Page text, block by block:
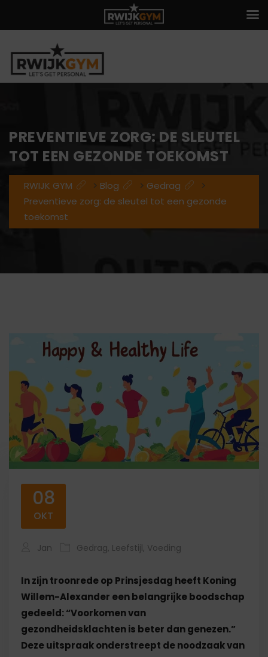
PREVENTIEVE ZORG: DE SLEUTEL
TOT EEN GEZONDE TOEKOMST
RWIJK GYM > Blog > Gedrag
>
Preventieve zorg: de sleutel tot een gezonde
toekomst
08
OKT
Jan Gedrag, Leefstijl, Voeding
In zijn troonrede op Prinsjesdag heeft Koning
Willem-Alexander een belangrijke boodschap
gedeeld: “Voorkomen van
gezondheidsklachten is beter dan genezen.”
Deze uitspraak onderstreept de noodzaak van